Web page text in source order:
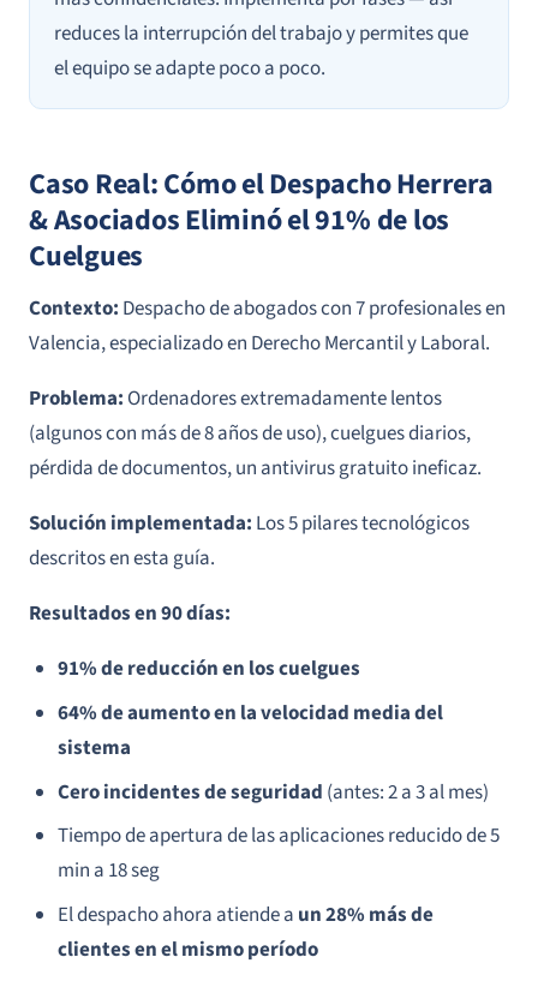
reduces la interrupción del trabajo y permites que
el equipo se adapte poco a poco.
Caso Real: Cómo el Despacho Herrera
& Asociados Eliminó el 91% de los
Cuelgues
Contexto: Despacho de abogados con 7 profesionales en
Valencia, especializado en Derecho Mercantil y Laboral.
Problema: Ordenadores extremadamente lentos
(algunos con más de 8 años de uso), cuelgues diarios,
pérdida de documentos, un antivirus gratuito ineficaz.
Solución implementada: Los 5 pilares tecnológicos
descritos en esta guía.
Resultados en 90 días:
91% de reducción en los cuelgues
64% de aumento en la velocidad media del
sistema
Cero incidentes de seguridad (antes: 2 a 3 al mes)
Tiempo de apertura de las aplicaciones reducido de 5
min a 18 seg
El despacho ahora atiende a un 28% más de
clientes en el mismo período